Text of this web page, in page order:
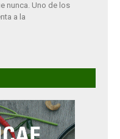
nunca. Uno de los
a la